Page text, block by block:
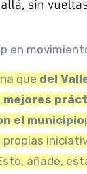
en
que del
mejores
el municipio
propias
añade,